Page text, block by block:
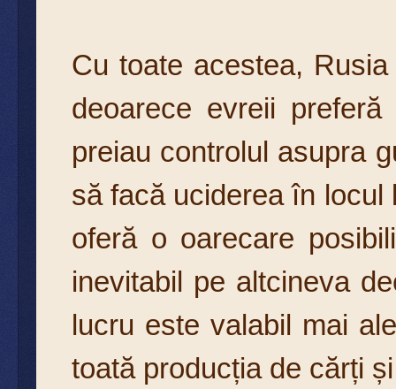
Cu toate acestea,
deoarece evreii
preiau controlul asupra
să facă uciderea în
oferă o oarecare
inevitabil pe altcineva
lucru este valabil mai
toată producția de cărți